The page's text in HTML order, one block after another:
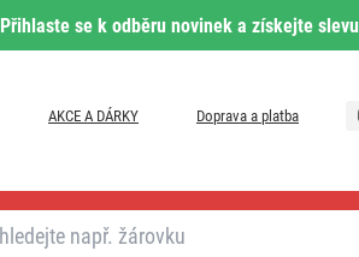
Přihlaste se k odběru novinek a získejte slevu
AKCE A DÁRKY Doprava a platba